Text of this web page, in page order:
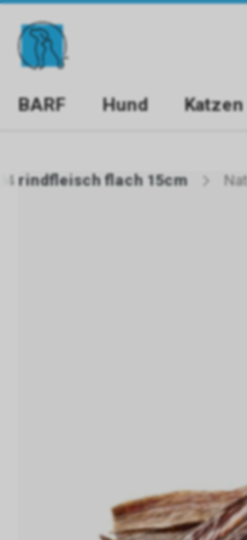
BARF Hund Katzen
rindfleisch flach 15cm